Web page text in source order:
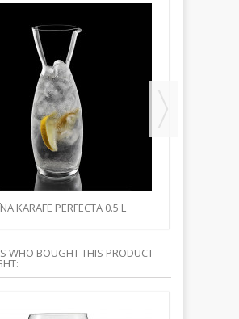
KARAFE PERFECTA 0.5 L
WHO BOUGHT THIS PRODUCT